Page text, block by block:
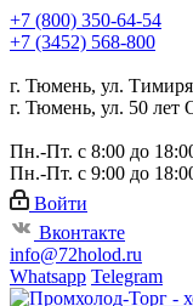
+7 (800) 350-64-54
+7 (3452) 568-800
г. Тюмень, ул.
г. Тюмень, ул. 50 лет
Пн.-Пт. с 8:00 до
Пн.-Пт. с 9:00 до
Войти
Вконтакте
info@72holod.ru
Whatsapp Telegram